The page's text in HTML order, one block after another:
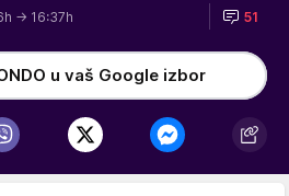
→ 16:37h 51
u vaš Google izbor